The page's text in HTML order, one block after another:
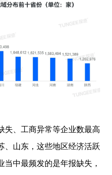
失、工商异常等企业数最高
、山东，这些地区经济活跃
当中最频发的是年报缺失，